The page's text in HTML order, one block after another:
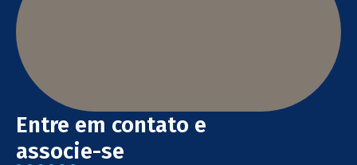
Entre em contato e
associe-se